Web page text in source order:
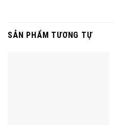
SẢN PHẨM TƯƠNG TỰ